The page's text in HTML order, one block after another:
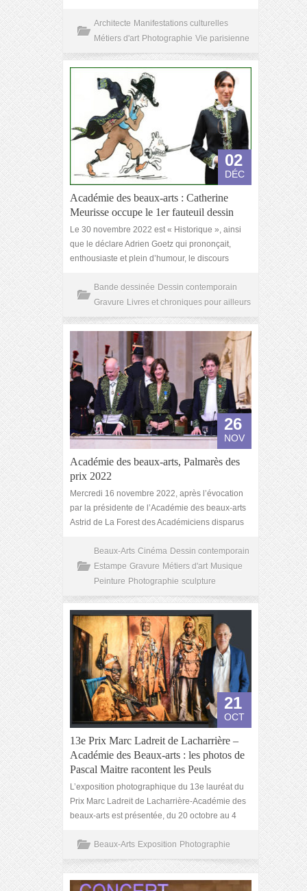
Architecte Manifestations culturelles
Métiers d'art Photographie Vie parisienne
02
DÉC
Académie des beaux-arts : Catherine
Meurisse occupe le 1er fauteuil dessin
Le 30 novembre 2022 est « Historique », ainsi
que le déclare Adrien Goetz qui prononçait,
enthousiaste et plein d’humour, le discours
Bande dessinée Dessin contemporain
Gravure Livres et chroniques pour ailleurs
26
NOV
Académie des beaux-arts, Palmarès des
prix 2022
Mercredi 16 novembre 2022, après l’évocation
par la présidente de l’Académie des beaux-arts
Astrid de La Forest des Académiciens disparus
Beaux-Arts Cinéma Dessin contemporain
Estampe Gravure Métiers d'art Musique
Peinture Photographie sculpture
21
OCT
13e Prix Marc Ladreit de Lacharrière –
Académie des Beaux-arts : les photos de
Pascal Maitre racontent les Peuls
L’exposition photographique du 13e lauréat du
Prix Marc Ladreit de Lacharrière-Académie des
beaux-arts est présentée, du 20 octobre au 4
Beaux-Arts Exposition Photographie